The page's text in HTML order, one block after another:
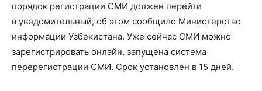
порядок регистрации СМИ должен перейти
в уведомительный, об этом сообщило Министерство
информации Узбекистана. Уже сейчас СМИ можно
зарегистрировать онлайн, запущена система
перерегистрации СМИ. Срок установлен в 15 дней.